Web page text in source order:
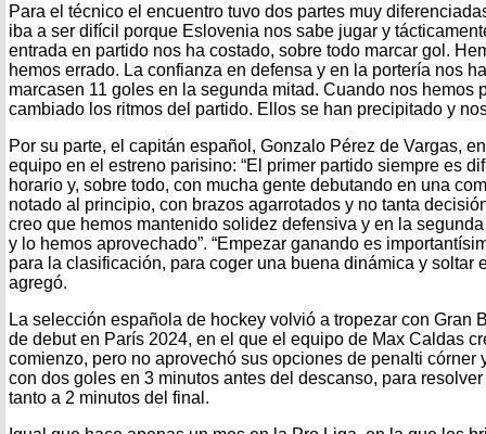
Para el técnico el encuentro tuvo dos partes muy
iba a ser difícil porque Eslovenia nos sabe jugar y
entrada en partido nos ha costado, sobre todo marcar gol.
hemos errado. La confianza en defensa y en la portería nos
marcasen 11 goles en la segunda mitad. Cuando nos hemos
cambiado los ritmos del partido. Ellos se han precipitado y
Por su parte, el capitán español, Gonzalo Pérez de Vargas,
equipo en el estreno parisino: “El primer partido siempre es
horario y, sobre todo, con mucha gente debutando en una
notado al principio, con brazos agarrotados y no tanta
creo que hemos mantenido solidez defensiva y en la
y lo hemos aprovechado”. “Empezar ganando es
para la clasificación, para coger una buena dinámica y soltar
agregó.
La selección española de hockey volvió a tropezar con Gran
de debut en París 2024, en el que el equipo de Max Caldas
comienzo, pero no aprovechó sus opciones de penalti córner
con dos goles en 3 minutos antes del descanso, para
tanto a 2 minutos del final.